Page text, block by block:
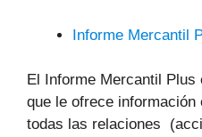
Informe Mercantil
El Informe Mercantil
que le ofrece
todas las relaciones